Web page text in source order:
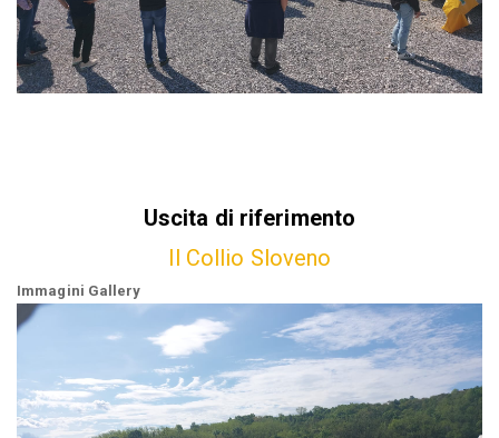
Uscita di riferimento
Il Collio Sloveno
Immagini Gallery